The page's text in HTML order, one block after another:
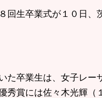
生卒業式が１０日、
卒業生は、女子レー
秀賞には佐々木光輝（